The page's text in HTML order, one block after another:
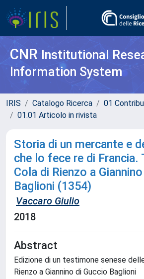
CNR Institutional
Information System
IRIS Catalogo Ricerca
01
01.01 Articolo in rivista
Storia di un mercante e
che lo fece re di Francia.
Cola di Rienzo a
Baglioni (1354)
Vaccaro Giulio
2018
Abstract
Edizione di un testimone senese
Rienzo a Giannino di Guccio Baglioni